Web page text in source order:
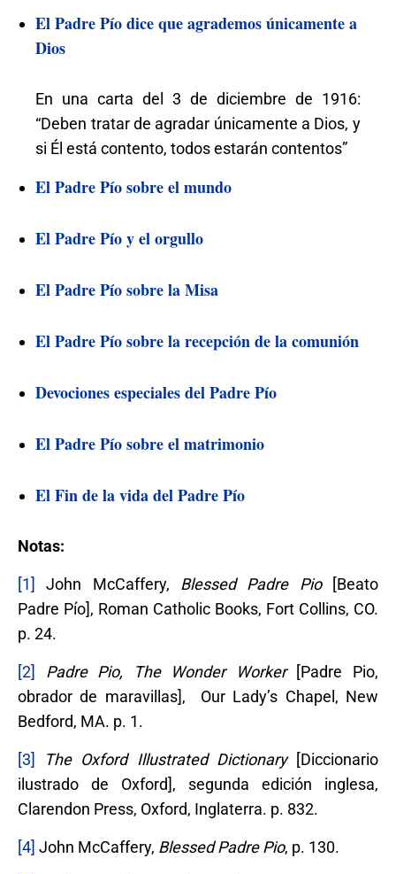
El Padre Pío dice que agrademos únicamente a
Dios
En una carta del 3 de diciembre de 1916:
“Deben tratar de agradar únicamente a Dios, y
si Él está contento, todos estarán contentos”
El Padre Pío sobre el mundo
El Padre Pío y el orgullo
El Padre Pío sobre la Misa
El Padre Pío sobre la recepción de la comunión
Devociones especiales del Padre Pío
El Padre Pío sobre el matrimonio
El Fin de la vida del Padre Pío
Notas:
[1] John McCaffery, Blessed Padre Pio[Beato
Padre Pío], Roman Catholic Books, Fort Collins, CO.
p. 24.
[2] Padre Pio, The Wonder Worker [Padre Pio,
obrador de maravillas], Our Lady’s Chapel, New
Bedford, MA. p. 1.
[3] The Oxford Illustrated Dictionary[Diccionario
ilustrado de Oxford], segunda edición inglesa,
Clarendon Press, Oxford, Inglaterra. p. 832.
[4] John McCaffery, Blessed Padre Pio, p. 130.